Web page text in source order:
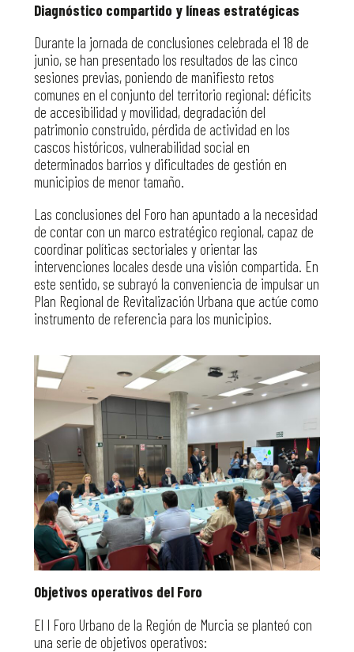
Diagnóstico compartido y líneas estratégicas
Durante la jornada de conclusiones celebrada el 18 de
junio, se han presentado los resultados de las cinco
sesiones previas, poniendo de manifiesto retos
comunes en el conjunto del territorio regional: déficits
de accesibilidad y movilidad, degradación del
patrimonio construido, pérdida de actividad en los
cascos históricos, vulnerabilidad social en
determinados barrios y dificultades de gestión en
municipios de menor tamaño.
Las conclusiones del Foro han apuntado a la necesidad
de contar con un marco estratégico regional, capaz de
coordinar políticas sectoriales y orientar las
intervenciones locales desde una visión compartida. En
este sentido, se subrayó la conveniencia de impulsar un
Plan Regional de Revitalización Urbana que actúe como
instrumento de referencia para los municipios.
Objetivos operativos del Foro
El I Foro Urbano de la Región de Murcia se planteó con
una serie de objetivos operativos: